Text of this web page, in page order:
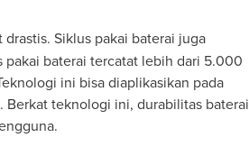
Siklus pakai baterai juga
pakai baterai tercatat lebih dari 5.000
ini bisa diaplikasikan pada
Berkat teknologi ini, durabilitas baterai